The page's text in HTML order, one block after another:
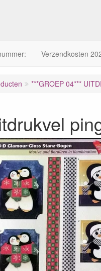
Verzendkosten
***GROEP 04***